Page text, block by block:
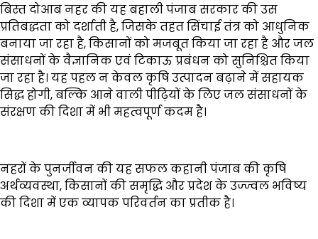
बिस्त दोआब नहर की यह बहाली पंजाब सरकार की उस
प्रतिबद्धता को दर्शाती है, जिसके तहत सिंचाई तंत्र को आधुनिक
बनाया जा रहा है, किसानों को मजबूत किया जा रहा है और जल
संसाधनों के वैज्ञानिक एवं टिकाऊ प्रबंधन को सुनिश्चित किया
जा रहा है। यह पहल न केवल कृषि उत्पादन बढ़ाने में सहायक
सिद्ध होगी, बल्कि आने वाली पीढ़ियों के लिए जल संसाधनों के
संरक्षण की दिशा में भी महत्वपूर्ण कदम है।
नहरों के पुनर्जीवन की यह सफल कहानी पंजाब की कृषि
अर्थव्यवस्था, किसानों की समृद्धि और प्रदेश के उज्ज्वल भविष्य
की दिशा में एक व्यापक परिवर्तन का प्रतीक है।